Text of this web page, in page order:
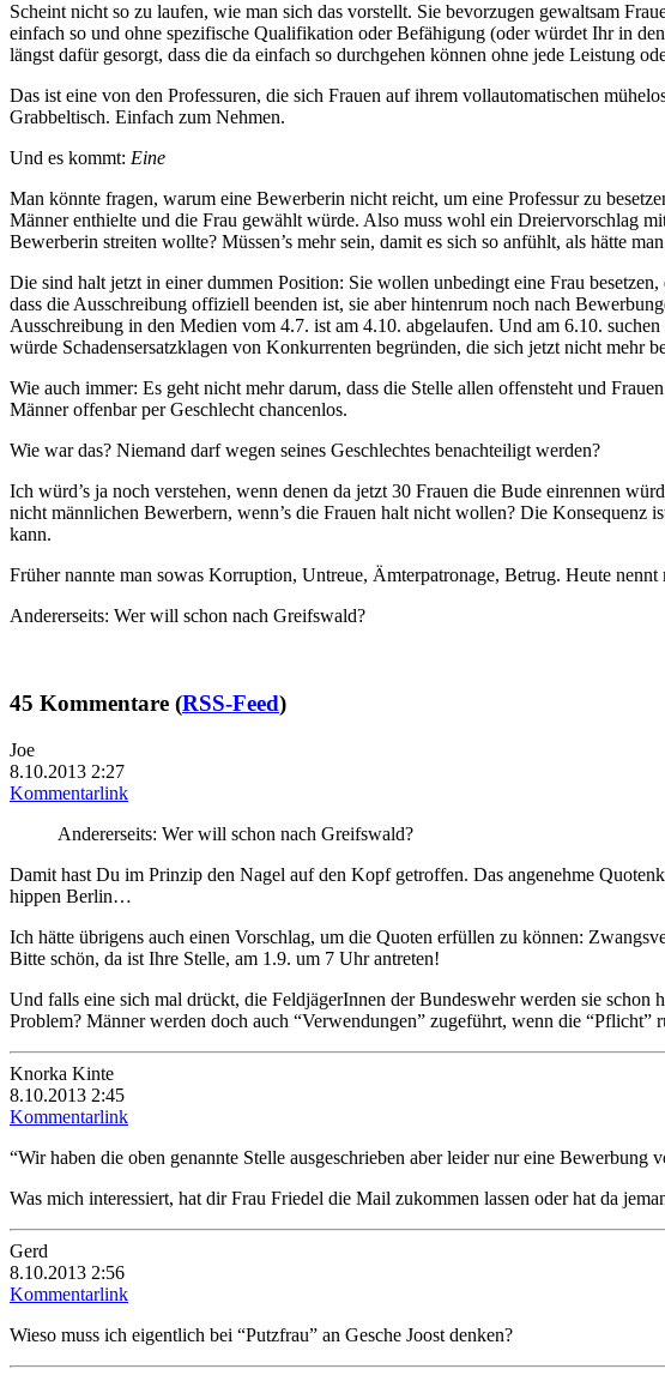
Scheint nicht so zu laufen, wie man sich das vorstellt. Sie bevorzugen gewaltsam
einfach so und ohne spezifische Qualifikation oder Befähigung (oder würdet Ihr in
längst dafür gesorgt, dass die da einfach so durchgehen können ohne jede Leistung
Das ist eine von den Professuren, die sich Frauen auf ihrem vollautomatischen
Grabbeltisch. Einfach zum Nehmen.
Und es kommt: Eine
Man könnte fragen, warum eine Bewerberin nicht reicht, um eine Professur zu
Männer enthielte und die Frau gewählt würde. Also muss wohl ein Dreiervorschlag
Bewerberin streiten wollte? Müssen’s mehr sein, damit es sich so anfühlt, als hätte
Die sind halt jetzt in einer dummen Position: Sie wollen unbedingt eine Frau
dass die Ausschreibung offiziell beenden ist, sie aber hintenrum noch nach
Ausschreibung in den Medien vom 4.7. ist am 4.10. abgelaufen. Und am 6.10.
würde Schadensersatzklagen von Konkurrenten begründen, die sich jetzt nicht mehr
Wie auch immer: Es geht nicht mehr darum, dass die Stelle allen offensteht und
Männer offenbar per Geschlecht chancenlos.
Wie war das? Niemand darf wegen seines Geschlechtes benachteiligt werden?
Ich würd’s ja noch verstehen, wenn denen da jetzt 30 Frauen die Bude einrennen
nicht männlichen Bewerbern, wenn’s die Frauen halt nicht wollen? Die
kann.
Früher nannte man sowas Korruption, Untreue, Ämterpatronage, Betrug. Heute
Andererseits: Wer will schon nach Greifswald?
45 Kommentare (RSS-Feed)
Joe
8.10.2013 2:27
Kommentarlink
Andererseits: Wer will schon nach Greifswald?
Damit hast Du im Prinzip den Nagel auf den Kopf getroffen. Das angenehme
hippen Berlin…
Ich hätte übrigens auch einen Vorschlag, um die Quoten erfüllen zu können:
Bitte schön, da ist Ihre Stelle, am 1.9. um 7 Uhr antreten!
Und falls eine sich mal drückt, die FeldjägerInnen der Bundeswehr werden sie
Problem? Männer werden doch auch “Verwendungen” zugeführt, wenn die
Knorka Kinte
8.10.2013 2:45
Kommentarlink
“Wir haben die oben genannte Stelle ausgeschrieben aber leider nur eine Bewerbung
Was mich interessiert, hat dir Frau Friedel die Mail zukommen lassen oder hat da
Gerd
8.10.2013 2:56
Kommentarlink
Wieso muss ich eigentlich bei “Putzfrau” an Gesche Joost denken?